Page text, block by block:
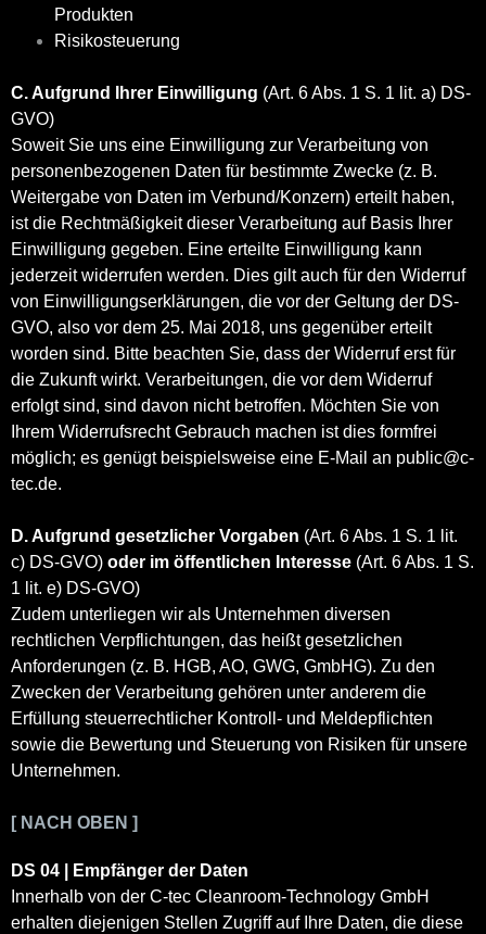
Produkten
Risikosteuerung
C. Aufgrund Ihrer Einwilligung (Art. 6 Abs. 1 S. 1 lit. a) DS-
GVO)
Soweit Sie uns eine Einwilligung zur Verarbeitung von
personenbezogenen Daten für bestimmte Zwecke (z. B.
Weitergabe von Daten im Verbund/Konzern) erteilt haben,
ist die Rechtmäßigkeit dieser Verarbeitung auf Basis Ihrer
Einwilligung gegeben. Eine erteilte Einwilligung kann
jederzeit widerrufen werden. Dies gilt auch für den Widerruf
von Einwilligungserklärungen, die vor der Geltung der DS-
GVO, also vor dem 25. Mai 2018, uns gegenüber erteilt
worden sind. Bitte beachten Sie, dass der Widerruf erst für
die Zukunft wirkt. Verarbeitungen, die vor dem Widerruf
erfolgt sind, sind davon nicht betroffen. Möchten Sie von
Ihrem Widerrufsrecht Gebrauch machen ist dies formfrei
möglich; es genügt beispielsweise eine E-Mail an public@c-
tec.de.
D. Aufgrund gesetzlicher Vorgaben (Art. 6 Abs. 1 S. 1 lit.
c) DS-GVO) oder im öffentlichen Interesse (Art. 6 Abs. 1 S.
1 lit. e) DS-GVO)
Zudem unterliegen wir als Unternehmen diversen
rechtlichen Verpflichtungen, das heißt gesetzlichen
Anforderungen (z. B. HGB, AO, GWG, GmbHG). Zu den
Zwecken der Verarbeitung gehören unter anderem die
Erfüllung steuerrechtlicher Kontroll- und Meldepflichten
sowie die Bewertung und Steuerung von Risiken für unsere
Unternehmen.
[ NACH OBEN ]
DS 04 | Empfänger der Daten
Innerhalb von der C-tec Cleanroom-Technology GmbH
erhalten diejenigen Stellen Zugriff auf Ihre Daten, die diese